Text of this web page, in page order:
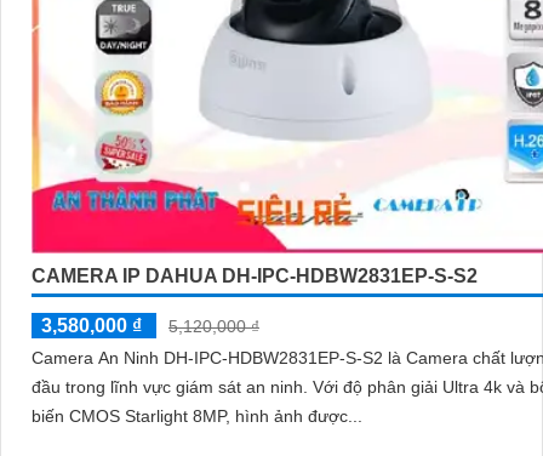
CAMERA IP DAHUA DH-IPC-HDBW2831EP-S-S2
3,580,000 ₫
5,120,000 ₫
Camera An Ninh DH-IPC-HDBW2831EP-S-S2 là Camera chất
đầu trong lĩnh vực giám sát an ninh. Với độ phân giải Ultra 4k và bộ cảm
biến CMOS Starlight 8MP, hình ảnh được...